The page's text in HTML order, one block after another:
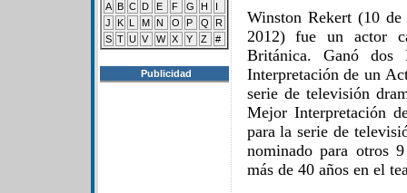
A B C D E F G H
I
J
K L M N O P Q
R
S T U V W X Y Z #
Publicidad
Winston Rekert (10
2012) fue un actor
Británica. Ganó
Interpretación de un
serie de televisión
Mejor Interpretación
para la serie de
nominado para otros
más de 40 años en el